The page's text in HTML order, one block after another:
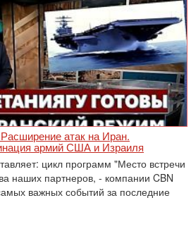
атак на Иран.
армий США и Израиля
цикл программ "Место встречи
наших партнеров, - компании CBN
важных событий за последние